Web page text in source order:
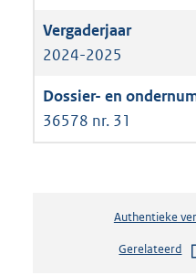
2024-2025
36578 nr. 31
Authentieke
Gerelateerd